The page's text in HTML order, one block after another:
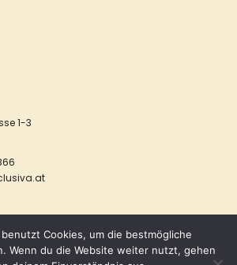
1-3
Cookies, um die bestmögliche
Wenn du die Website weiter nutzt, gehen